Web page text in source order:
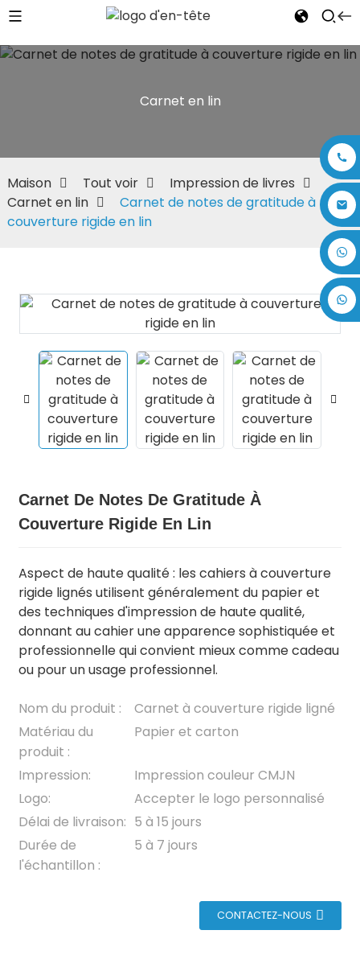
Carnet en lin
Maison Tout voir
Impression de livres
Carnet en lin
Carnet de notes de gratitude à
couverture rigide en lin
Carnet De Notes De Gratitude À
Couverture Rigide En Lin
Aspect de haute qualité : les cahiers à couverture
rigide lignés utilisent généralement du papier et
des techniques d'impression de haute qualité,
donnant au cahier une apparence sophistiquée et
professionnelle qui convient mieux comme cadeau
ou pour un usage professionnel.
Nom du produit :
Carnet à couverture rigide ligné
Matériau du
produit :
Papier et carton
Impression:
Impression couleur CMJN
Logo:
Accepter le logo personnalisé
Délai de livraison: 5 à 15 jours
Durée de
l'échantillon :
5 à 7 jours
CONTACTEZ-NOUS